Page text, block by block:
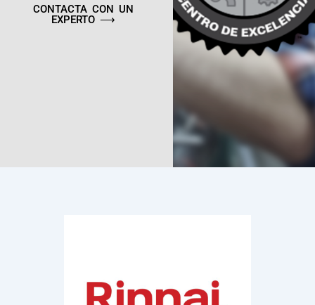
CONTACTA CON UN
EXPERTO ⟶